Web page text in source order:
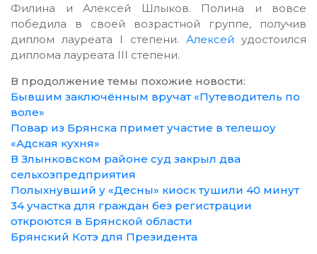
Филина и Алексей Шлыков. Полина и вовсе
победила в своей возрастной группе, получив
диплом лауреата I степени. Алексей удостоился
диплома лауреата III степени.
В продолжение темы похожие новости:
Бывшим заключённым вручат «Путеводитель по
воле»
Повар из Брянска примет участие в телешоу
«Адская кухня»
В Злынковском районе суд закрыл два
сельхозпредприятия
Полыхнувший у «Десны» киоск тушили 40 минут
34 участка для граждан без регистрации
откроются в Брянской области
Брянский Котэ для Президента